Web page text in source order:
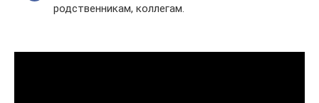
родственникам, коллегам.